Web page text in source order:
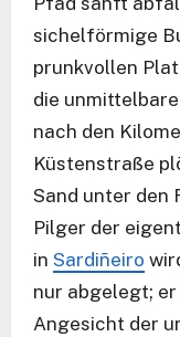
sichelförmige
prunkvollen
die
nach den
Küstenstraße
Sand unter den
Pilger der
in Sardiñeiro
nur abgelegt;
Angesicht der